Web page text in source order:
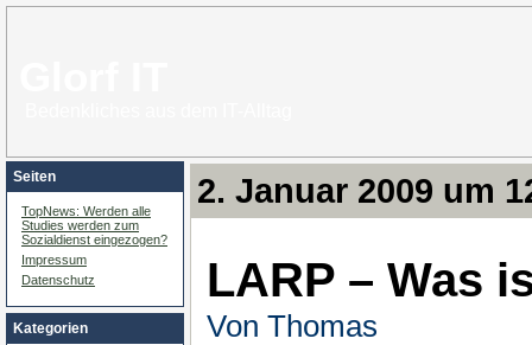
Seiten
TopNews: Werden alle
Studies werden zum
Sozialdienst eingezogen?
Impressum
Datenschutz
Kategorien
2. Januar 2009 um
LARP – Was
Von Thomas